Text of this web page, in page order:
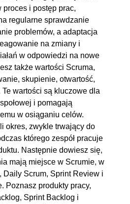
proces i postęp prac,
regularne sprawdzanie
problemów, a adaptacja
na zmiany i
w odpowiedzi na nowe
także wartości Scruma,
skupienie, otwartość,
wartości są kluczowe dla
i pomagają
w osiąganiu celów.
okres, zwykle trwający do
którego zespół pracuje
Następnie dowiesz się,
mają miejsce w Scrumie, w
Daily Scrum, Sprint Review i
Poznasz produkty pracy,
Sprint Backlog i